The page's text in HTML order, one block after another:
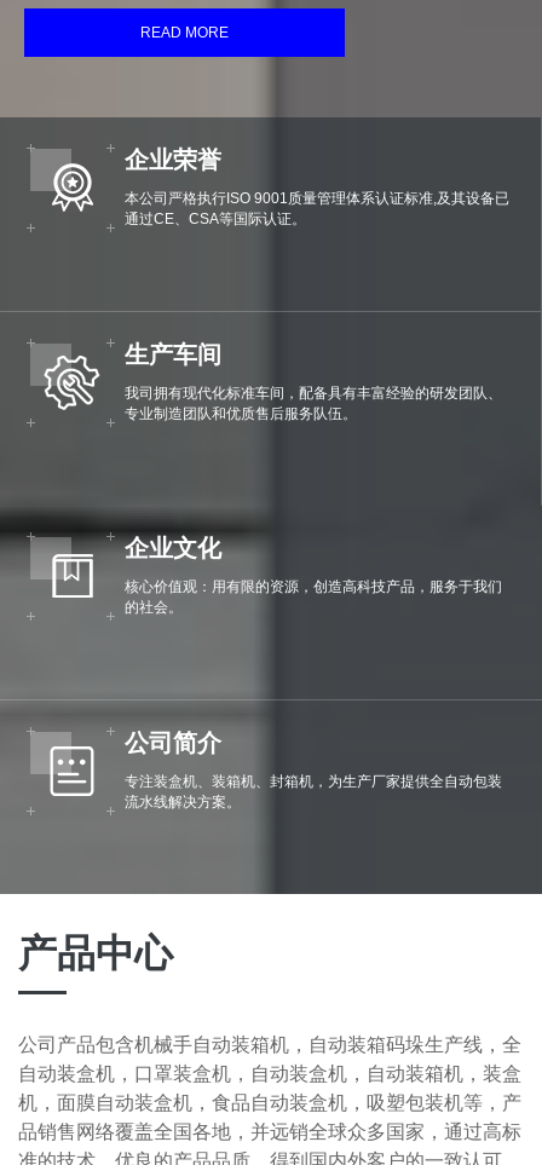
READ MORE
企业荣誉
本公司严格执行ISO 9001质量管理体系认证标准,及其设备已
通过CE、CSA等国际认证。
生产车间
我司拥有现代化标准车间，配备具有丰富经验的研发团队、
专业制造团队和优质售后服务队伍。
企业文化
核心价值观：用有限的资源，创造高科技产品，服务于我们
的社会。
公司简介
专注装盒机、装箱机、封箱机，为生产厂家提供全自动包装
流水线解决方案。
产品中心
公司产品包含机械手自动装箱机，自动装箱码垛生产线，全
自动装盒机，口罩装盒机，自动装盒机，自动装箱机，装盒
机，面膜自动装盒机，食品自动装盒机，吸塑包装机等，产
品销售网络覆盖全国各地，并远销全球众多国家，通过高标
准的技术，优良的产品品质，得到国内外客户的一致认可。